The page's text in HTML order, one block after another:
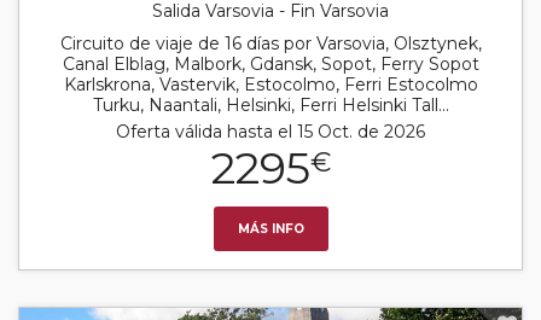
Salida Varsovia - Fin Varsovia
Circuito de viaje de 16 días por Varsovia, Olsztynek,
Canal Elblag, Malbork, Gdansk, Sopot, Ferry Sopot
Karlskrona, Vastervik, Estocolmo, Ferri Estocolmo
Turku, Naantali, Helsinki, Ferri Helsinki Tall...
Oferta válida hasta el 15 Oct. de 2026
2295€
MÁS INFO